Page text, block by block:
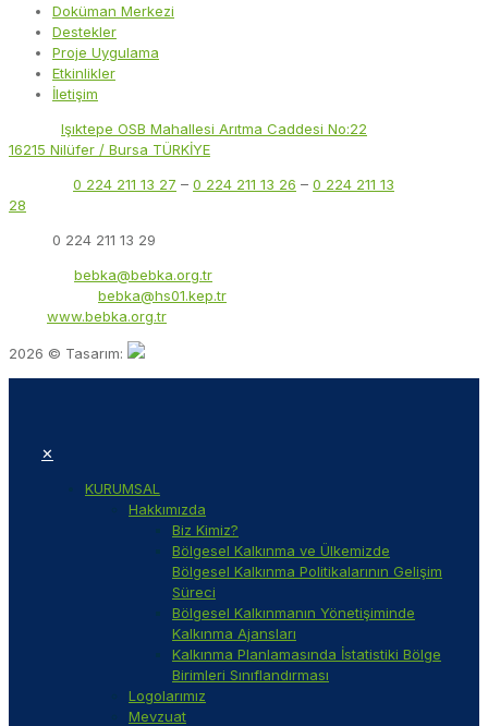
Doküman Merkezi
Destekler
Proje Uygulama
Etkinlikler
İletişim
Işıktepe OSB Mahallesi Arıtma Caddesi No:22
16215 Nilüfer / Bursa TÜRKİYE
0 224 211 13 27 – 0 224 211 13 26 – 0 224 211 13
28
0 224 211 13 29
bebka@bebka.org.tr
bebka@hs01.kep.tr
www.bebka.org.tr
2026 © Tasarım:
✕
KURUMSAL
Hakkımızda
Biz Kimiz?
Bölgesel Kalkınma ve Ülkemizde
Bölgesel Kalkınma Politikalarının Gelişim
Süreci
Bölgesel Kalkınmanın Yönetişiminde
Kalkınma Ajansları
Kalkınma Planlamasında İstatistiki Bölge
Birimleri Sınıflandırması
Logolarımız
Mevzuat